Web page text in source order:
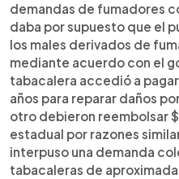
demandas de fumadores
daba por supuesto que el
los males derivados de
mediante acuerdo con el
tabacalera accedió a
años para reparar daños
otro debieron reembolsar
estadual por razones
interpuso una demanda
tabacaleras de